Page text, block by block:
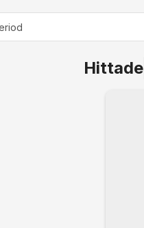
Hittade